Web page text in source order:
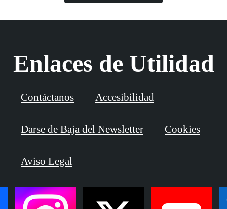
Enlaces de Utilidad
Contáctanos Accesibilidad
Darse de Baja del Newsletter Cookies
Aviso Legal